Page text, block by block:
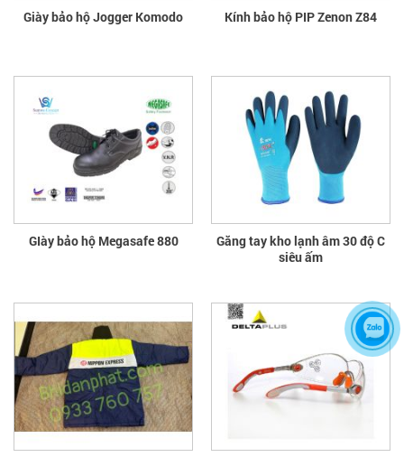
Giày bảo hộ Jogger Komodo Kính bảo hộ PIP Zenon Z84
GIày bảo hộ Megasafe 880
Găng tay kho lạnh âm 30 độ C
siêu ấm